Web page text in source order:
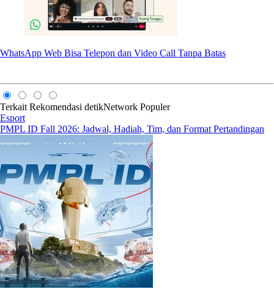
WhatsApp Web Bisa Telepon dan Video Call Tanpa Batas
Terkait Rekomendasi detikNetwork Populer
Esport
PMPL ID Fall 2026: Jadwal, Hadiah, Tim, dan Format Pertandingan